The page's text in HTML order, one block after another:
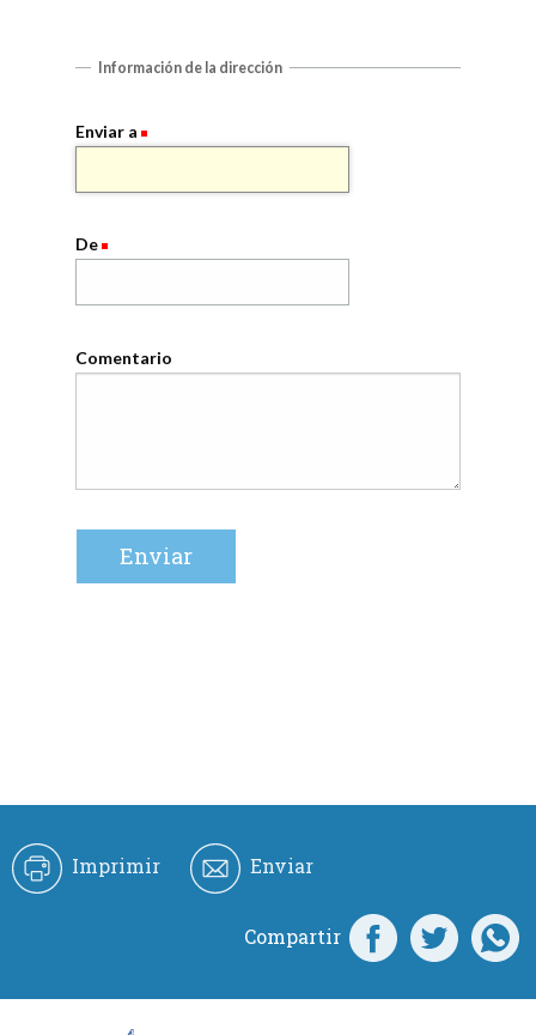
Información de la dirección
Enviar a
De
Comentario
Imprimir Enviar
Compartir